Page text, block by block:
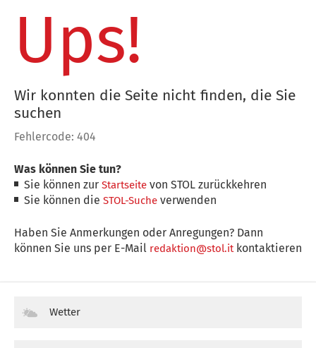
Ups!
Wir konnten die Seite nicht finden, die Sie
suchen
Fehlercode: 404
Was können Sie tun?
Sie können zurStartseite von STOL zurückkehren
Sie können dieSTOL-Suche verwenden
Haben Sie Anmerkungen oder Anregungen? Dann
können Sie uns per E-Mail redaktion@stol.itkontaktieren
Wetter